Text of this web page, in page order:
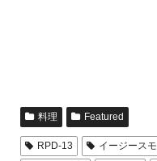
料理 Featured
RPD-13 イージース